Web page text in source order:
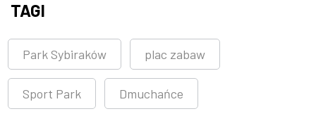
TAGI
Park Sybiraków plac zabaw
Sport Park Dmuchańce